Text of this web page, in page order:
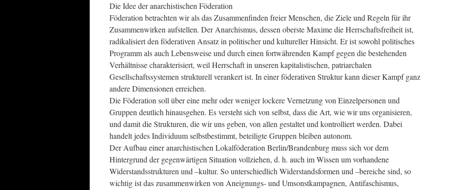
Die Idee der anarchistischen Föderation
Föderation betrachten wir als das Zusammenfinden freier Menschen, die Ziele und Regeln für ihr
Zusammenwirken aufstellen. Der Anarchismus, dessen oberste Maxime die Herrschaftsfreiheit ist,
radikalisiert den föderativen Ansatz in politischer und kultureller Hinsicht. Er ist sowohl politisches
Programm als auch Lebensweise und durch einen fortwährenden Kampf gegen die bestehenden
Verhältnisse charakterisiert, weil Herrschaft in unseren kapitalistischen, patriarchalen
Gesellschaftssystemen strukturell verankert ist. In einer föderativen Struktur kann dieser Kampf ganz
andere Dimensionen erreichen.
Die Föderation soll über eine mehr oder weniger lockere Vernetzung von Einzelpersonen und
Gruppen deutlich hinausgehen. Es versteht sich von selbst, dass die Art, wie wir uns organisieren,
und damit die Strukturen, die wir uns geben, von allen gestaltet und kontrolliert werden. Dabei
handelt jedes Individuum selbstbestimmt, beteiligte Gruppen bleiben autonom.
Der Aufbau einer anarchistischen Lokalföderation Berlin/Brandenburg muss sich vor dem
Hintergrund der gegenwärtigen Situation vollziehen, d. h. auch im Wissen um vorhandene
Widerstandsstrukturen und –kultur. So unterschiedlich Widerstandsformen und –bereiche sind, so
wichtig ist das zusammenwirken von Aneignungs- und Umsonstkampagnen, Antifaschismus,